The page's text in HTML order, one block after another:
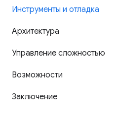
Инструменты и отладка
Архитектура
Управление сложностью
Возможности
Заключение